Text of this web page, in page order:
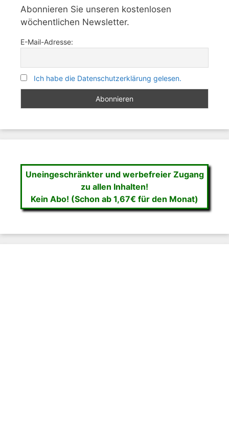
Abonnieren Sie unseren kostenlosen
wöchentlichen Newsletter.
E-Mail-Adresse:
Ich habe die Datenschutzerklärung gelesen.
Uneingeschränkter und werbefreier Zugang
zu allen Inhalten!
Kein Abo! (Schon ab 1,67€ für den Monat)